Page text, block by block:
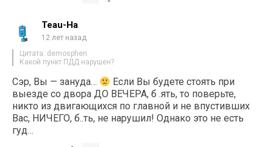
Teau-Ha
12 лет назад
Цитата: demosphen
Какой пункт ПДД нарушен?
Сэр, Вы — зануда…
Если Вы будете стоять при
выезде со двора ДО ВЕЧЕРА, б .ять, то поверьте,
никто из двигающихся по главной и не впустивших
Вас, НИЧЕГО, б..ть, не нарушил! Однако это не есть
гуд…